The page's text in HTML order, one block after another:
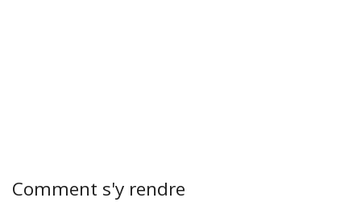
Comment s'y rendre